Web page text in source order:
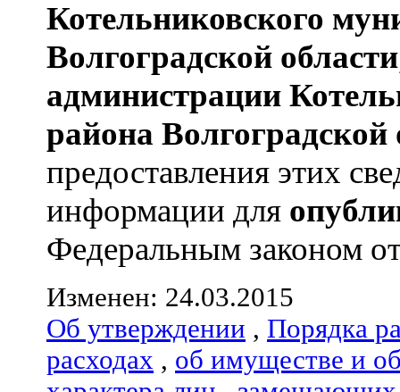
Котельниковского
Волгоградской области
администрации
района Волгоградской
предоставления этих
информации для
Федеральным законом
Изменен: 24.03.2015
Об утверждении , Порядка
расходах , об имуществе и